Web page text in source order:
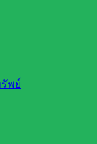
พย์
ทน ผู้ทรงคุณวุฒิ
รประชุมได้ร่วมแ
ครูและบุคลากรท
ด้กล่าวแนะนำผู้บ